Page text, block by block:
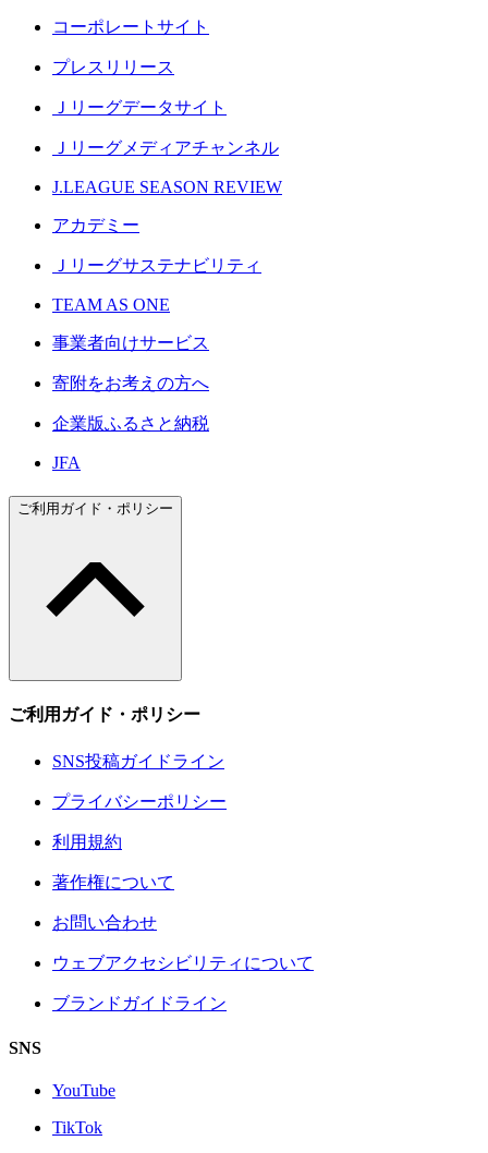
コーポレートサイト
プレスリリース
Ｊリーグデータサイト
Ｊリーグメディアチャンネル
J.LEAGUE SEASON REVIEW
アカデミー
Ｊリーグサステナビリティ
TEAM AS ONE
事業者向けサービス
寄附をお考えの方へ
企業版ふるさと納税
JFA
ご利用ガイド・ポリシー
ご利用ガイド・ポリシー
SNS投稿ガイドライン
プライバシーポリシー
利用規約
著作権について
お問い合わせ
ウェブアクセシビリティについて
ブランドガイドライン
SNS
YouTube
TikTok